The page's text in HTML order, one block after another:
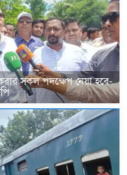
সকল পদক্ষেপ নেয়া হবে-